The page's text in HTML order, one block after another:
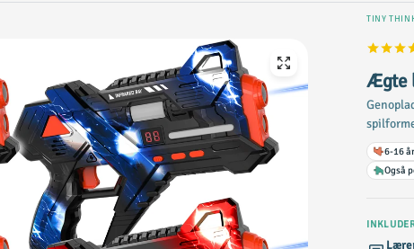
TINY
Ægte
6-16 år
Også